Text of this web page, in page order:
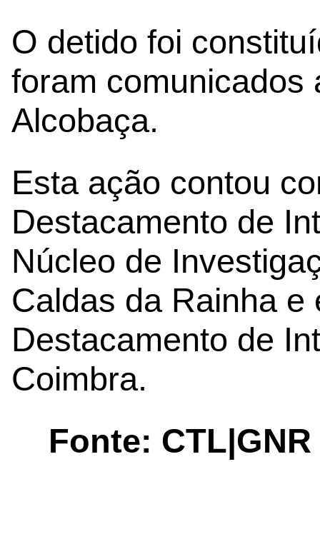
O detido foi
foram comunicados
Alcobaça.
Esta ação contou
Destacamento de
Núcleo de
Caldas da Rainha
Destacamento de
Coimbra.
Fonte: CTL|GNR